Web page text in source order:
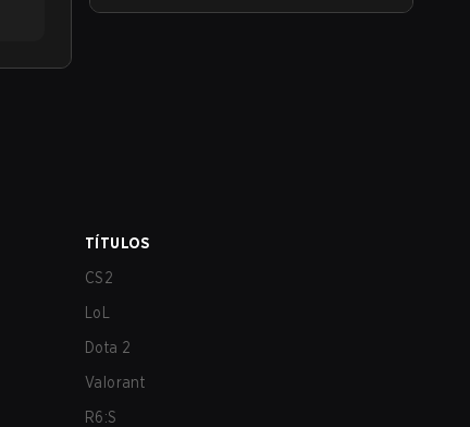
TÍTULOS
CS2
LoL
Dota 2
Valorant
R6:S